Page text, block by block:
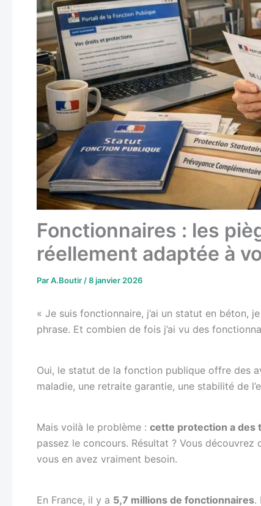
Fonctionnaires : les
réellement adaptée à
ParA.Boutir/8 janvier 2026
« Je suis fonctionnaire, j’ai un statut en béton,
phrase. Et combien de fois j’ai vu des
Oui, le statut de la fonction publique offre des
maladie, une retraite garantie, une stabilité de
Mais voilà le problème : cette protection a des
passez le concours. Résultat ? Vous
vous en avez vraiment besoin.
En France, il y a 5,7 millions de fonctionnaires.